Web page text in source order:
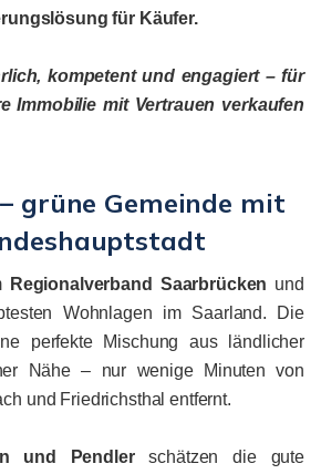
für Käufer.
kompetent und engagiert – für
Immobilie mit Vertrauen verkaufen
grüne Gemeinde mit
Regionalverband Saarbrücken und
Wohnlagen im Saarland. Die
perfekte Mischung aus ländlicher
Nähe – nur wenige Minuten von
und Friedrichsthal entfernt.
und Pendlerschätzen die gute